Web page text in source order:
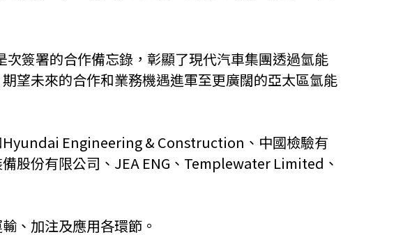
簽署的合作備忘錄，彰顯了現代汽車集團透過氫能
望未來的合作和業務機遇進軍至更廣闊的亞太區氫能
Hyundai Engineering & Construction、中國檢驗有
股份有限公司、JEA ENG、Templewater Limited、
、加注及應用各環節。